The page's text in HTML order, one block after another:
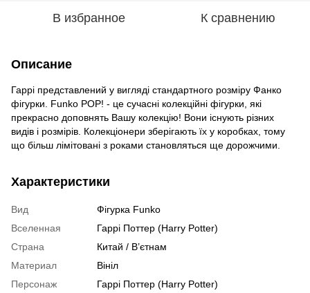
В избранное К сравнению
Описание
Гаррі представлений у вигляді стандартного розміру Фанко
фігурки. Funko POP! - це сучасні колекційні фігурки, які
прекрасно доповнять Вашу колекцію! Вони існують різних
видів і розмірів. Колекціонери зберігають їх у коробках, тому
що більш лімітовані з роками становляться ще дорожчими.
Характеристики
Вид
Фігурка Funko
Вселенная
Гаррі Поттер (Harry Potter)
Страна
Китай / В’єтнам
Материал
Вініл
Персонаж
Гаррі Поттер (Harry Potter)